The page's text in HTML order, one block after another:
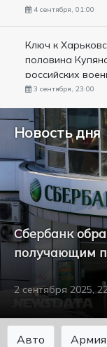
4 сентября, 01:00
Ключ к
половина
российских
3 сентября, 23:00
Новость дня
Сбербанк
получающим
2 сентября 2025,
Авто Армия